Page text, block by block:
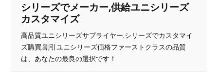
シリーズでメーカー,供給ユニシリーズ
カスタマイズ
高品質ユニシリーズサプライヤー,シリーズでカスタマイ
ズ購買,割引ユニシリーズ価格ファーストクラスの品質
は、あなたの最良の選択です！